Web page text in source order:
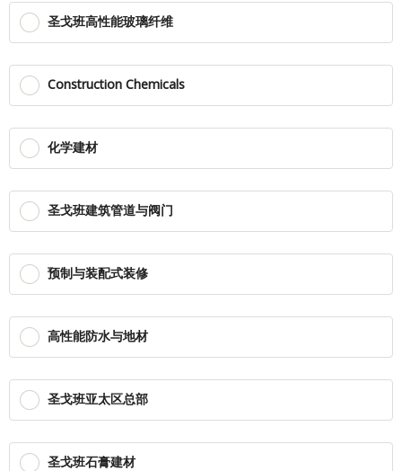
圣戈班高性能玻璃纤维
Construction Chemicals
化学建材
圣戈班建筑管道与阀门
预制与装配式装修
高性能防水与地材
圣戈班亚太区总部
圣戈班石膏建材